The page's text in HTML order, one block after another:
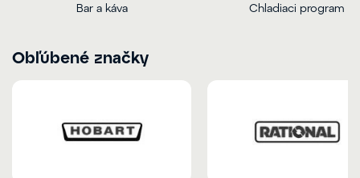
Bar a káva Chladiaci program
Obľúbené značky